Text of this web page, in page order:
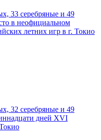
33 серебряные и 49
в неофициальном
летних игр в г. Токио
32 серебряные и 49
дней XVI